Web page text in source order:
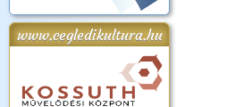
www.cegledikultura.hu
2018.
Kossuth Toborzó
Ünnepély
Szent István Ünnepe